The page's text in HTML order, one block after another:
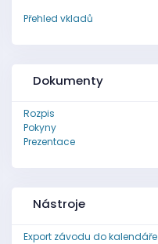
Přehled vkladů
Dokumenty
Rozpis
Pokyny
Prezentace
Nástroje
Export závodu do kalendáře